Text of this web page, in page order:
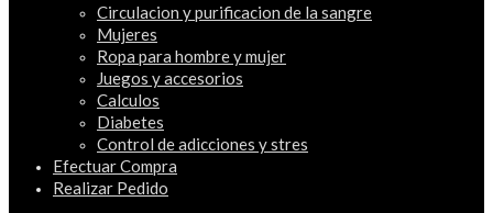
Circulacion y purificacion de la sangre
Mujeres
Ropa para hombre y mujer
Juegos y accesorios
Calculos
Diabetes
Control de adicciones y stres
Efectuar Compra
Realizar Pedido